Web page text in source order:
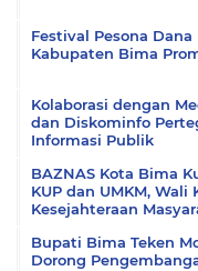
Festival Pesona
Kabupaten Bima
Kolaborasi dengan
dan Diskominfo
Informasi Publik
BAZNAS Kota Bima
KUP dan UMKM, Wali
Kesejahteraan
Bupati Bima Teken
Dorong